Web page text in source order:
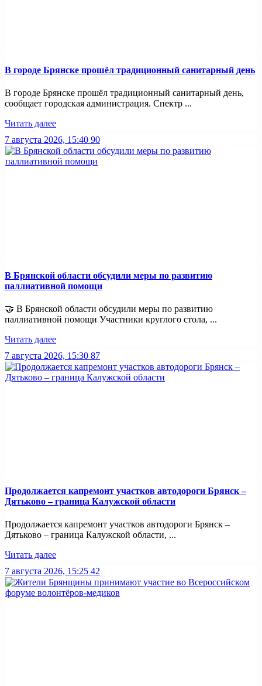
В городе Брянске прошёл традиционный санитарный день
В городе Брянске прошёл традиционный санитарный день,
сообщает городская администрация. Спектр ...
Читать далее
7 августа 2026, 15:40 90
В Брянской области обсудили меры по развитию
паллиативной помощи
🤝 В Брянской области обсудили меры по развитию
паллиативной помощи Участники круглого стола, ...
Читать далее
7 августа 2026, 15:30 87
Продолжается капремонт участков автодороги Брянск –
Дятьково – граница Калужской области
Продолжается капремонт участков автодороги Брянск –
Дятьково – граница Калужской области, ...
Читать далее
7 августа 2026, 15:25 42